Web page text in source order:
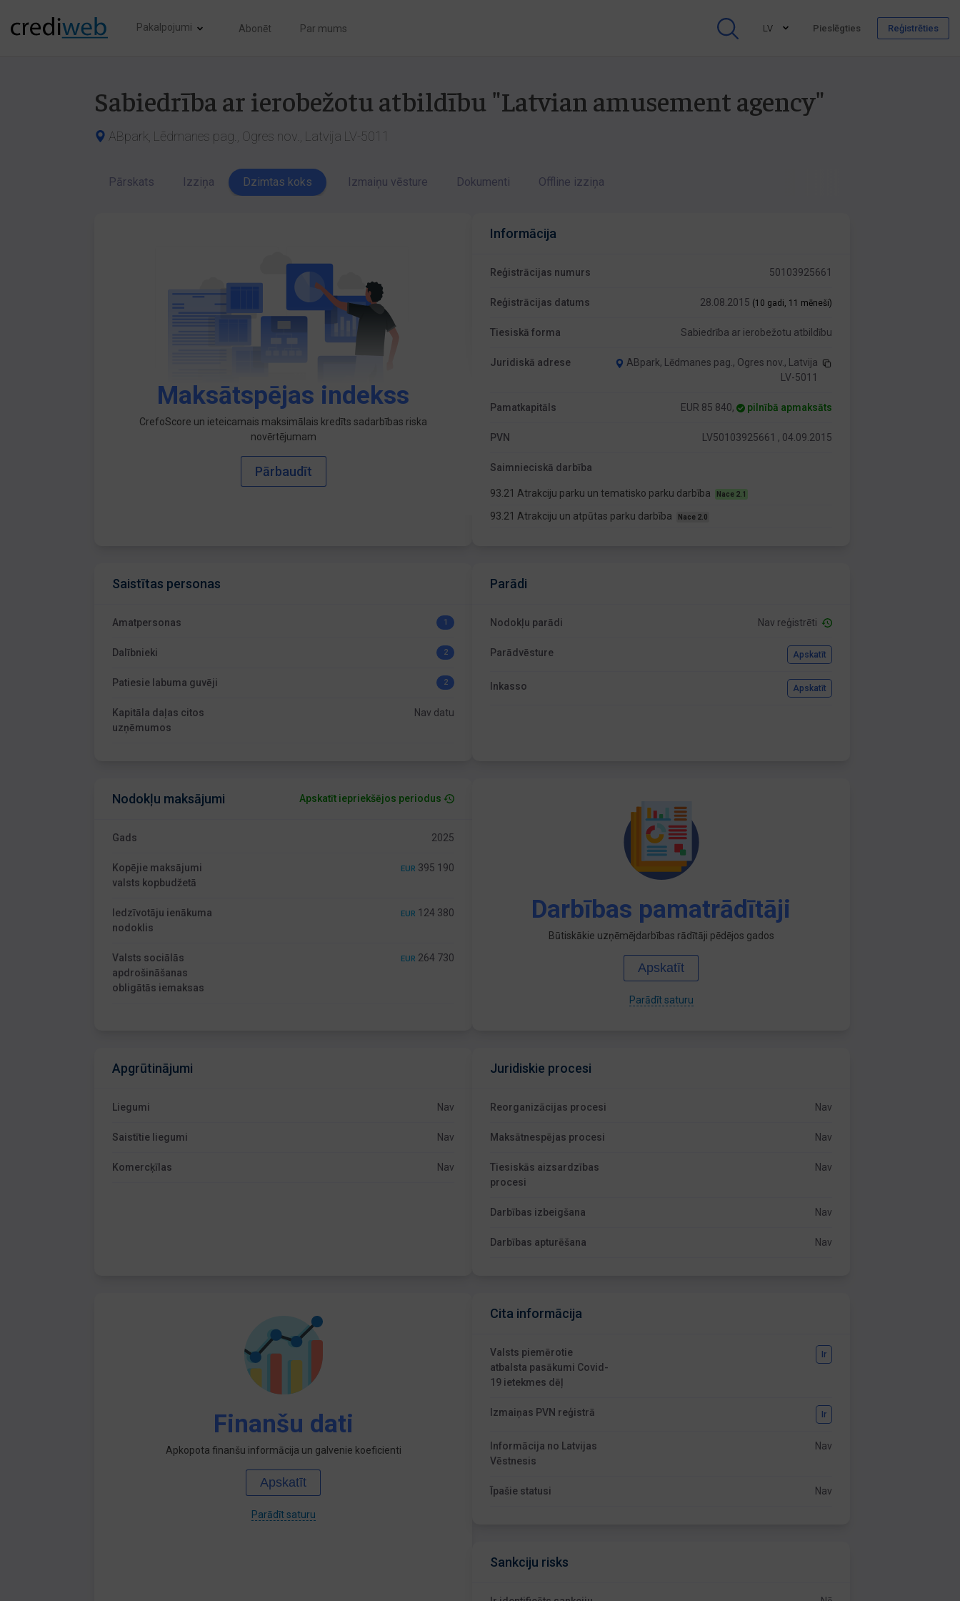
Pakalpojumi Abonēt Par mums LV Pieslēgties Reģistrēties
Sabiedrība ar ierobežotu atbildību "Latvian amusement agency"
ABpark, Lēdmanes pag., Ogres nov., Latvija LV-5011
Pārskats Izziņa Dzimtas koks Izmaiņu vēsture Dokumenti Offline izziņa
Maksātspējas indekss
CrefoScore un ieteicamais maksimālais kredīts sadarbības riska
novērtējumam
Pārbaudīt
Informācija
Reģistrācijas numurs 50103925661
Reģistrācijas datums 28.08.2015 (10 gadi, 11 mēneši)
Tiesiskā forma Sabiedrība ar ierobežotu atbildību
Juridiskā adrese
ABpark, Lēdmanes pag., Ogres nov., Latvija
LV-5011
Pamatkapitāls EUR 85 840, pilnībā apmaksāts
PVN LV50103925661 , 04.09.2015
Saimnieciskā darbība
93.21 Atrakciju parku un tematisko parku darbība Nace 2.1
93.21 Atrakciju un atpūtas parku darbība Nace 2.0
Saistītas personas
Amatpersonas 1
Dalībnieki 2
Patiesie labuma guvēji 2
Kapitāla daļas citos
uzņēmumos
Nav datu
Parādi
Nodokļu parādi Nav reģistrēti
Parādvēsture Apskatīt
Inkasso Apskatīt
Nodokļu maksājumi Apskatīt iepriekšējos periodus
Gads 2025
Kopējie maksājumi
valsts kopbudžetā
EUR 395 190
Iedzīvotāju ienākuma
nodoklis
EUR 124 380
Valsts sociālās
apdrošināšanas
obligātās iemaksas
EUR 264 730
Darbības pamatrādītāji
Būtiskākie uzņēmējdarbības rādītāji pēdējos gados
Apskatīt
Parādīt saturu
Apgrūtinājumi
Liegumi Nav
Saistītie liegumi Nav
Komercķīlas Nav
Juridiskie procesi
Reorganizācijas procesi Nav
Maksātnespējas procesi Nav
Tiesiskās aizsardzības
procesi
Nav
Darbības izbeigšana Nav
Darbības apturēšana Nav
Finanšu dati
Apkopota finanšu informācija un galvenie koeficienti
Apskatīt
Parādīt saturu
Cita informācija
Valsts piemērotie
atbalsta pasākumi Covid-
19 ietekmes dēļ
Ir
Izmaiņas PVN reģistrā Ir
Informācija no Latvijas
Vēstnesis
Nav
Īpašie statusi Nav
Sankciju risks